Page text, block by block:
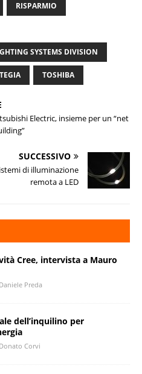
RISPARMIO
SYSTEMS DIVISION
TOSHIBA
Electric, insieme per un “net
SUCCESSIVO
di illuminazione
remota a LED
Cree, intervista a Mauro
Daniele Preda
dell’inquilino per
Donato Corvi